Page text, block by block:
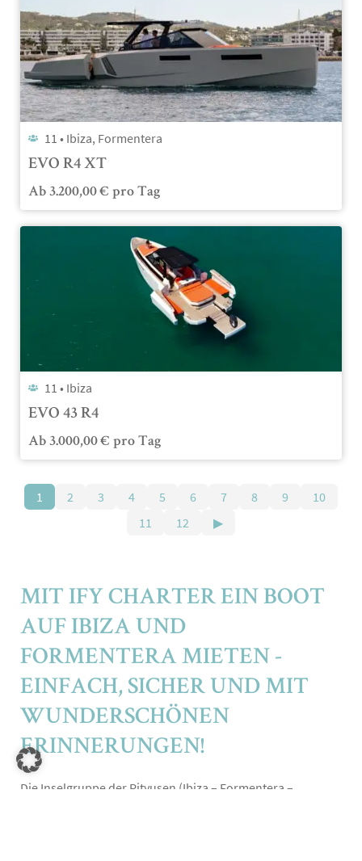
11 • Ibiza, Formentera
EVO R4 XT
Ab 3.200,00€ pro Tag
11 • Ibiza
EVO 43 R4
Ab 3.000,00€ pro Tag
1 2 3 4 5 6 7 8 9
10
11
12 ▶
MIT IFY CHARTER EIN BOOT
AUF IBIZA UND
FORMENTERA MIETEN -
EINFACH, SICHER UND MIT
WUNDERSCHÖNEN
ERINNERUNGEN!
Die Inselgruppe der Pityusen (Ibiza – Formentera –